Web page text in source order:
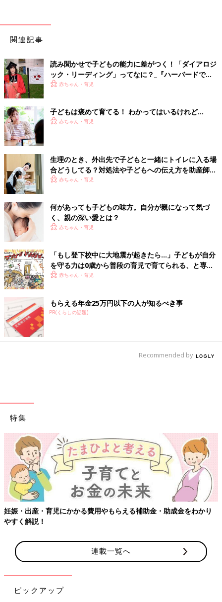
関連記事
読み聞かせで子どもの能力に差がつく！「ダイアロジ
ック・リーディング」ってなに？_『ハーバードで学
んだ 最高の読み聞かせ』著者インタビュー（前編）
赤ちゃん・育児
子どもは褒めて育てる！ わかってはいるけれど…
赤ちゃん・育児
生理のとき、外出先で子どもと一緒にトイレに入る場
合どうしてる？対処法や子どもへの伝え方を助産師が
解説！
赤ちゃん・育児
何があっても子どもの味方。自分が親になって気づ
く、親の深い愛とは？
赤ちゃん・育児
「もし登下校中に大地震が起きたら…」子どもが自分
を守る力は0歳から普段の育児で育てられる、と専門
家が提言【年齢別に解説】
赤ちゃん・育児
もらえる年金25万円以下の人が知るべき事
PR(くらしの話題)
Recommended by
特集
妊娠・出産・育児にかかる費用やもらえる補助金・助成金をわかり
やすく解説！
連載一覧へ
ピックアップ